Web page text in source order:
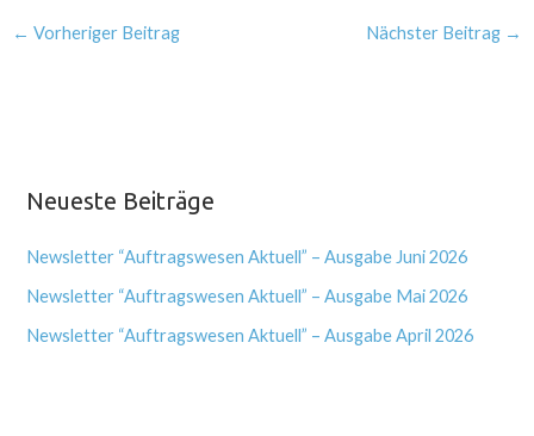
← Vorheriger Beitrag Nächster Beitrag →
Neueste Beiträge
Newsletter “Auftragswesen Aktuell” – Ausgabe Juni 2026
Newsletter “Auftragswesen Aktuell” – Ausgabe Mai 2026
Newsletter “Auftragswesen Aktuell” – Ausgabe April 2026